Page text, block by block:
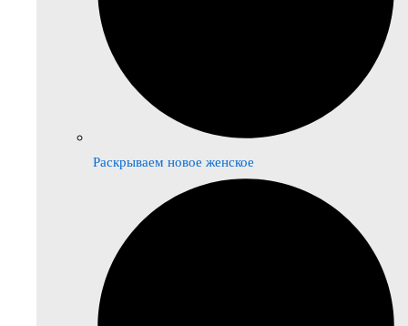
Раскрываем новое женское